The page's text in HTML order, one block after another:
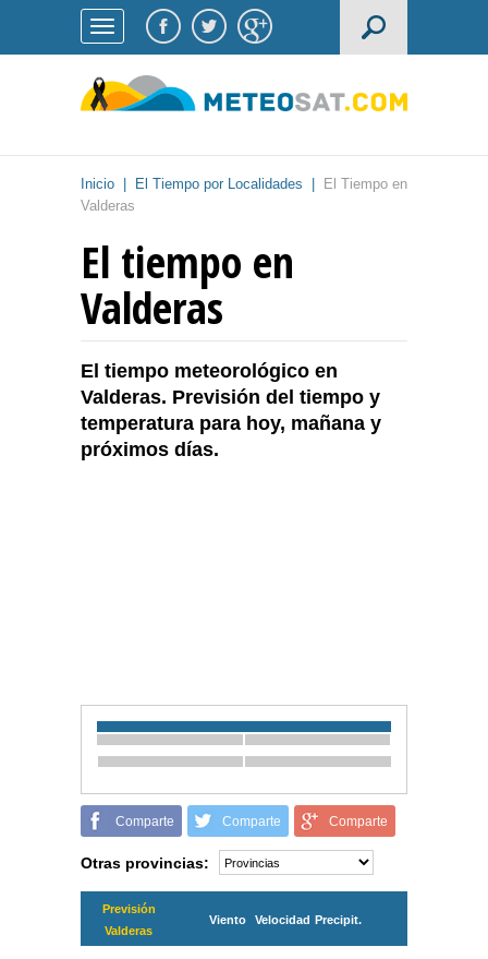
Inicio El Tiempo por Localidades
El Tiempo en
Valderas
El tiempo en
Valderas
El tiempo meteorológico en
Valderas. Previsión del tiempo y
temperatura para hoy, mañana y
próximos días.
Comparte Comparte Comparte
Otras provincias:
Previsión
Valderas
Viento Velocidad Precipit.